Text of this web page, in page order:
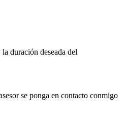
duración deseada del
se ponga en contacto conmigo